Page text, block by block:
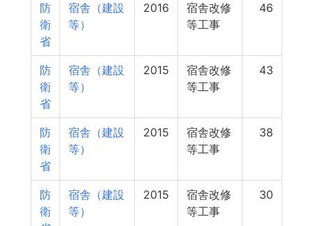
防
衛
省
宿舎（建設
等）
2016
宿舎改修
等工事
46
防
衛
省
宿舎（建設
等）
2015
宿舎改修
等工事
43
防
衛
省
宿舎（建設
等）
2015
宿舎改修
等工事
38
防
衛
宿舎（建設
等）
2015
宿舎改修
等工事
30